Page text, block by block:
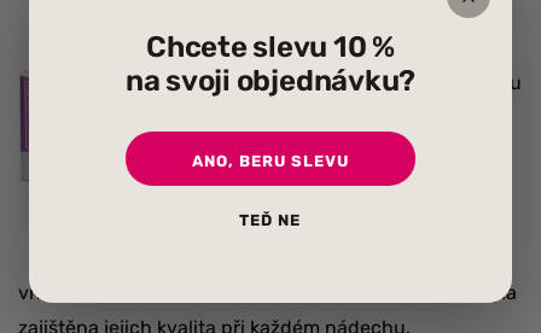
Centrálně umístěný filtr
uvnitř trubičky zaručuje
perfektní proudění vzduchu
molekul vůní s každým
nádechem.
Zabraňuje tomu, aby se
vnějším obalem, aby nedošlo k vytékání olejů a tím byla
zajištěna jejich kvalita při každém nádechu.
Chcete slevu 10 %
na svoji objednávku?
ANO, BERU SLEVU
TEĎ NE